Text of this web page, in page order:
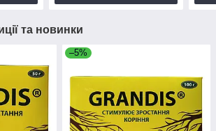
та новинки
–5%